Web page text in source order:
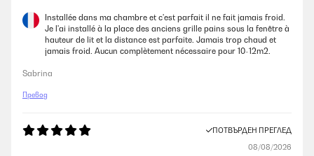
Installée dans ma chambre et c'est parfait il ne fait jamais froid.
Je l'ai installé à la place des anciens grille pains sous la fenêtre à
hauteur de lit et la distance est parfaite. Jamais trop chaud et
jamais froid. Aucun complètement nécessaire pour 10-12m2.
Sabrina
Превод
ПОТВЪРДЕН ПРЕГЛЕД
08/08/2026